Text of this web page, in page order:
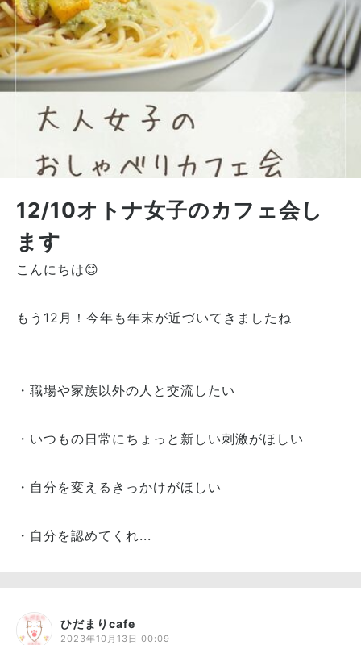
12/10オトナ女子のカフェ会し
ます
こんにちは😊
もう12月！今年も年末が近づいてきましたね
・職場や家族以外の人と交流したい
・いつもの日常にちょっと新しい刺激がほしい
・自分を変えるきっかけがほしい
・自分を認めてくれ...
ひだまりcafe
2023年10月13日 00:09